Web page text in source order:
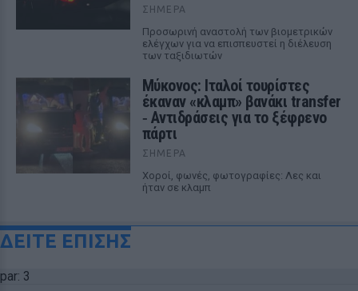
ΣΉΜΕΡΑ
Προσωρινή αναστολή των βιομετρικών
ελέγχων για να επισπευστεί η διέλευση
των ταξιδιωτών
Μύκονος: Ιταλοί τουρίστες
έκαναν «κλαμπ» βανάκι transfer
‑ Αντιδράσεις για το ξέφρενο
πάρτι
ΣΉΜΕΡΑ
Χοροί, φωνές, φωτογραφίες: Λες και
ήταν σε κλαμπ
ΔΕΙΤΕ ΕΠΙΣΗΣ
par: 3